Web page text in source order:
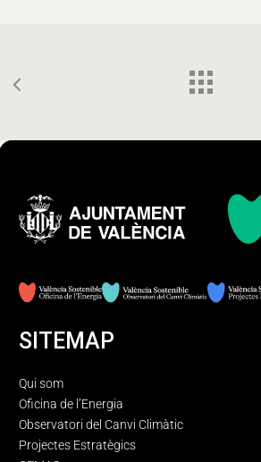
SITEMAP
Qui som
Oficina de l’Energia
Observatori del Canvi Climàtic
Projectes Estratègics